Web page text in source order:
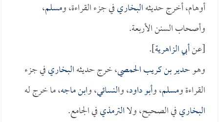
أوهام، أخرج حديثهالبخاريفي جزء القراءة، ومسلم،
وأصحاب السنن الأربعة.
[عنأبي الزاهرية].
وهوحدير بن كريب الحمصي، خرج حديثهالبخاريفي جزء
القراءة ومسلم، وأبو داود، والنسائي، وابن ماجه، ما خرج له
البخاريفي الصحيح، ولاالترمذيفي الجامع.